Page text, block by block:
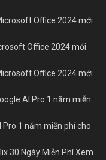
Office 2024 mới
Office 2024 mới
Office 2024 mới
AI Pro 1 năm miễn
Pro 1 năm miễn phí cho
30 Ngày Miễn Phí Xem